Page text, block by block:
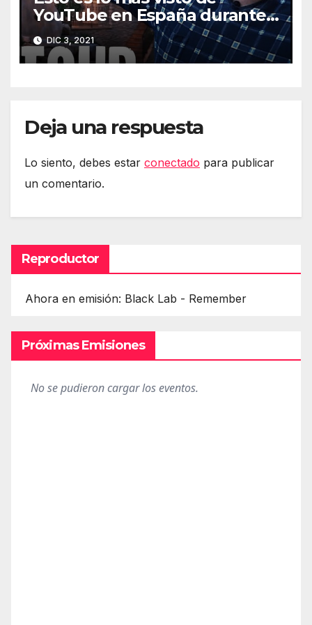
YouTube en España durante
2021
DIC 3, 2021
Deja una respuesta
Lo siento, debes estar conectado para publicar
un comentario.
Reproductor
Ahora en emisión: Black Lab - Remember
Próximas Emisiones